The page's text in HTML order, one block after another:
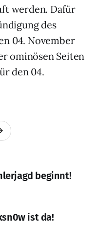
werden. Dafür
des
04. November
ominösen Seiten
den 04.
beginnt!
ist da!